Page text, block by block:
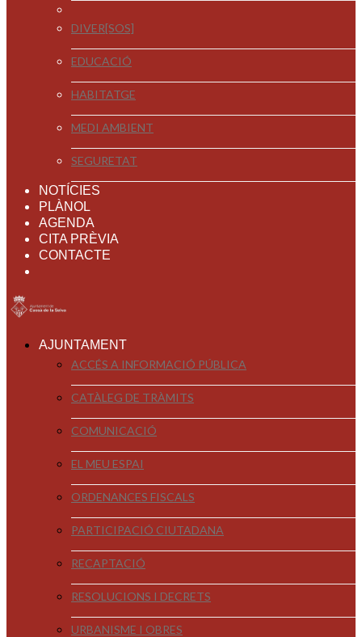
DIVER[SOS]
EDUCACIÓ
HABITATGE
MEDI AMBIENT
SEGURETAT
NOTÍCIES
PLÀNOL
AGENDA
CITA PRÈVIA
CONTACTE
AJUNTAMENT
ACCÉS A INFORMACIÓ PÚBLICA
CATÀLEG DE TRÀMITS
COMUNICACIÓ
EL MEU ESPAI
ORDENANCES FISCALS
PARTICIPACIÓ CIUTADANA
RECAPTACIÓ
RESOLUCIONS I DECRETS
URBANISME I OBRES